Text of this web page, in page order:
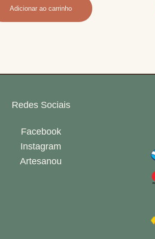
Adicionar ao carrinho
Redes Sociais
Facebook
Instagram
Artesanou